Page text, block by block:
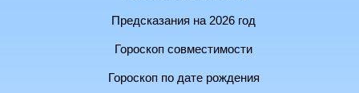
Предсказания на 2026 год
Гороскоп совместимости
Гороскоп по дате рождения